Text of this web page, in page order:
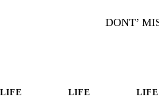
DONT’
LIFE LIFE LIFE